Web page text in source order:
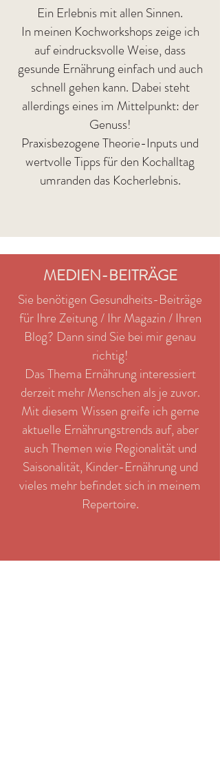
Ein Erlebnis mit allen Sinnen.
In meinen Kochworkshops zeige ich
auf eindrucksvolle Weise, dass
gesunde Ernährung einfach und auch
schnell gehen kann. Dabei steht
allerdings eines im Mittelpunkt: der
Genuss!
Praxisbezogene Theorie-Inputs und
wertvolle Tipps für den Kochalltag
umranden das Kocherlebnis.
MEDIEN-BEITRÄGE
Sie benötigen Gesundheits-Beiträge
für Ihre Zeitung / Ihr Magazin / Ihren
Blog? Dann sind Sie bei mir genau
richtig!
Das Thema Ernährung interessiert
derzeit mehr Menschen als je zuvor.
Mit diesem Wissen greife ich gerne
aktuelle Ernährungstrends auf, aber
auch Themen wie Regionalität und
Saisonalität, Kinder-Ernährung und
vieles mehr befindet sich in meinem
Repertoire.